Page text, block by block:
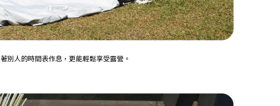
別人的時間表作息，更能輕鬆享受露營。